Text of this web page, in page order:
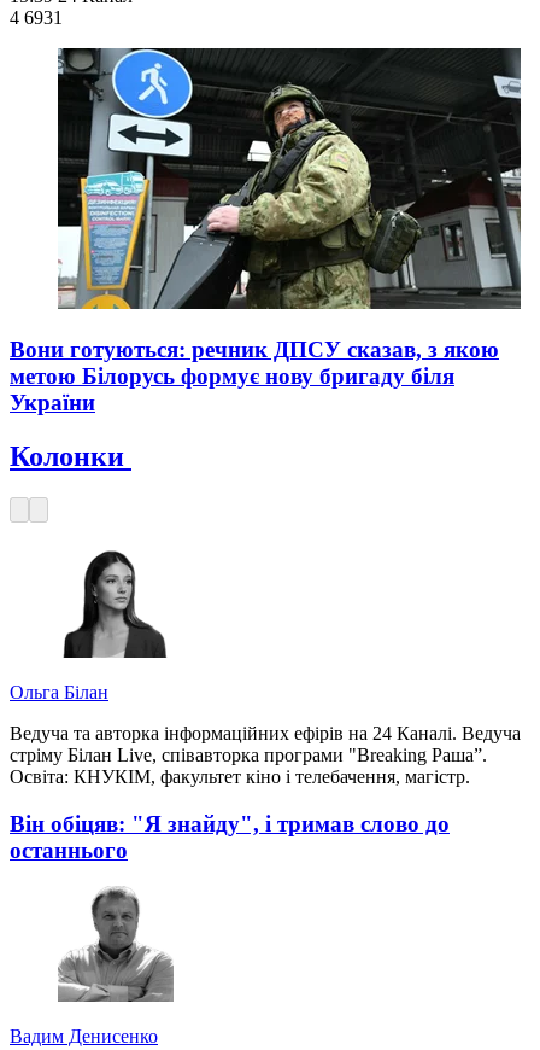
4 6931
Вони готуються: речник ДПСУ сказав, з якою
метою Білорусь формує нову бригаду біля
України
Колонки
Ольга Білан
Ведуча та авторка інформаційних ефірів на 24 Каналі. Ведуча
стріму Білан Live, співавторка програми "Breaking Раша”.
Освіта: КНУКІМ, факультет кіно і телебачення, магістр.
Він обіцяв: "Я знайду", і тримав слово до
останнього
Вадим Денисенко